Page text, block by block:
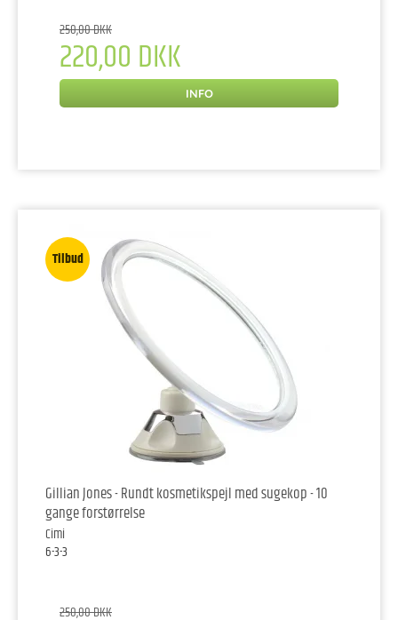
250,00 DKK
220,00 DKK
INFO
Tilbud
Gillian Jones - Rundt kosmetikspejl med sugekop - 10
gange forstørrelse
Cimi
6-3-3
250,00 DKK